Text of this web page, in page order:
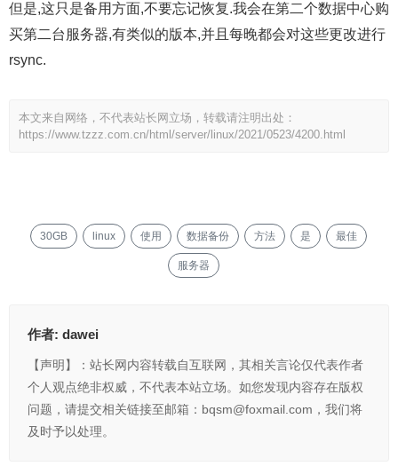
但是,这只是备用方面,不要忘记恢复.我会在第二个数据中心购
买第二台服务器,有类似的版本,并且每晚都会对这些更改进行
rsync.
本文来自网络，不代表站长网立场，转载请注明出处：
https://www.tzzz.com.cn/html/server/linux/2021/0523/4200.html
30GB linux 使用 数据备份 方法 是 最佳
服务器
作者: dawei
【声明】：站长网内容转载自互联网，其相关言论仅代表作者
个人观点绝非权威，不代表本站立场。如您发现内容存在版权
问题，请提交相关链接至邮箱：bqsm@foxmail.com，我们将
及时予以处理。